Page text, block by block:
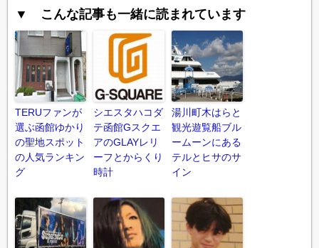
▼ こんな記事も一緒に読まれています
TERUファンが
選ぶ函館ゆかり
の聖地スポット
の人気ランキン
グ
シエスタハコダ
テ函館Gスクエ
アのGLAYレリ
ーフとからくり
時計
湯川町木はらと
観光遊覧船ブル
ームーンにある
テルとヒサのサ
イン